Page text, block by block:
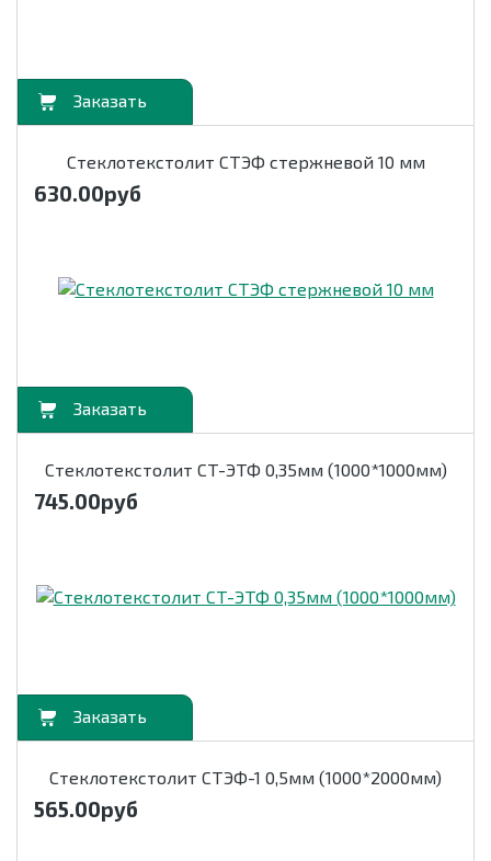
Стеклотекстолит СТЭФ стержневой 10 мм
630.00руб
Стеклотекстолит СТ-ЭТФ 0,35мм (1000*1000мм)
745.00руб
Стеклотекстолит СТЭФ-1 0,5мм (1000*2000мм)
565.00руб